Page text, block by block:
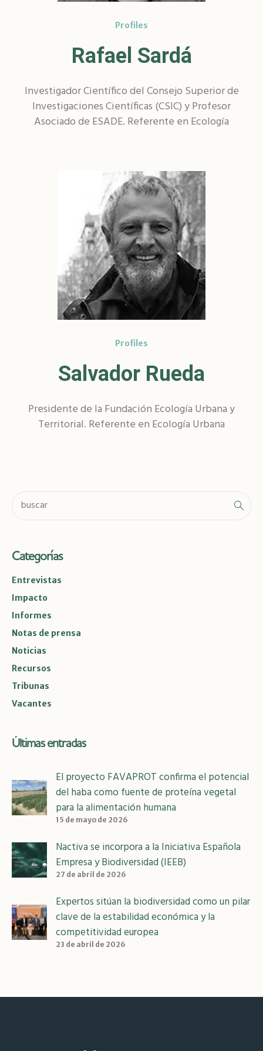
Profiles
Rafael Sardá
Investigador Científico del Consejo Superior de
Investigaciones Científicas (CSIC) y Profesor
Asociado de ESADE. Referente en Ecología
Profiles
Salvador Rueda
Presidente de la Fundación Ecología Urbana y
Territorial. Referente en Ecología Urbana
Categorías
Entrevistas
Impacto
Informes
Notas de prensa
Noticias
Recursos
Tribunas
Vacantes
Últimas entradas
El proyecto FAVAPROT confirma el potencial
del haba como fuente de proteína vegetal
para la alimentación humana
15 de mayo de 2026
Nactiva se incorpora a la Iniciativa Española
Empresa y Biodiversidad (IEEB)
27 de abril de 2026
Expertos sitúan la biodiversidad como un pilar
clave de la estabilidad económica y la
competitividad europea
23 de abril de 2026